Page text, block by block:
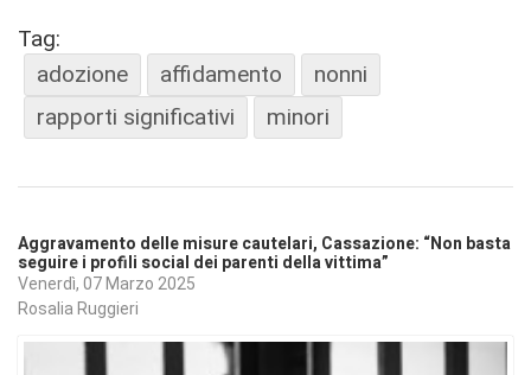
Tag:
adozione
affidamento
nonni
rapporti significativi
minori
Aggravamento delle misure cautelari, Cassazione: “Non basta
seguire i profili social dei parenti della vittima”
Venerdì, 07 Marzo 2025
Rosalia Ruggieri